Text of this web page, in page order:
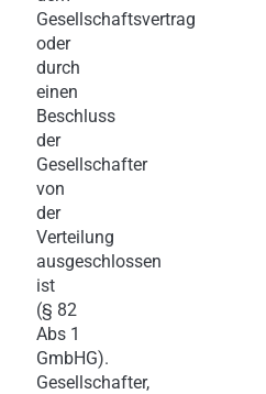
Gesellschaftsvertrag
oder
durch
einen
Beschluss
der
Gesellschafter
von
der
Verteilung
ausgeschlossen
ist
(§ 82
Abs 1
GmbHG).
Gesellschafter,